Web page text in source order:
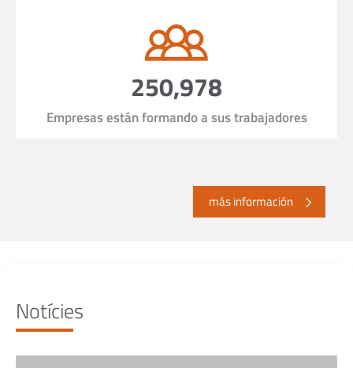
250,978
Empresas están formando a sus trabajadores
más información
Notícies